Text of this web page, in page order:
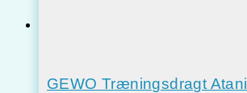
GEWO Træningsdragt Atani